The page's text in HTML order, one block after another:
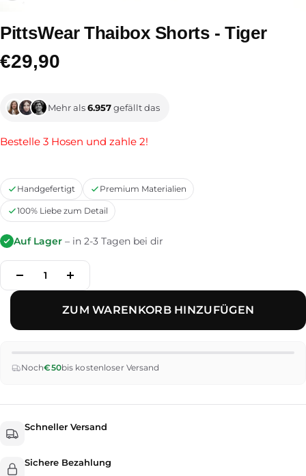
PittsWear Thaibox Shorts - Tiger
Angebotspreis
€29,90
Mehr als6.957gefällt das
Bestelle 3 Hosen und zahle 2!
Handgefertigt Premium Materialien
100% Liebe zum Detail
Auf Lager – in 2-3 Tagen bei dir
Menge
Menge
ZUM WARENKORB HINZUFÜGEN
Noch€50bis kostenloser Versand
Schneller Versand
Sichere Bezahlung